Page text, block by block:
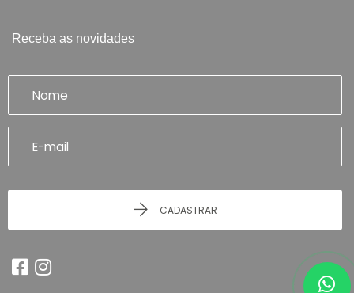
Receba as novidades
CADASTRAR